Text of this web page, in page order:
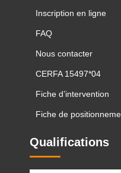
Inscription en ligne
FAQ
Nous contacter
CERFA 15497*04
Fiche d’intervention
Fiche de
Qualifications